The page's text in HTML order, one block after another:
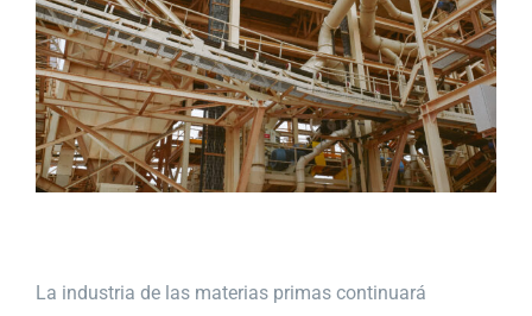
La industria de las materias primas continuará